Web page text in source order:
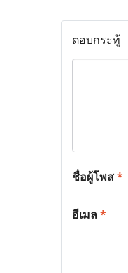
ตอบกระทู้
ชื่อผู้โพส*
อีเมล*